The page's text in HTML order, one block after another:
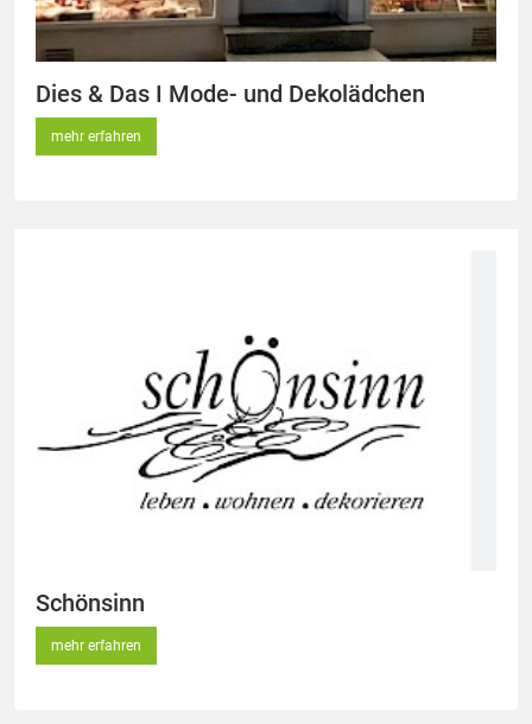
Dies & Das I Mode- und Dekolädchen
mehr erfahren
Schönsinn
mehr erfahren